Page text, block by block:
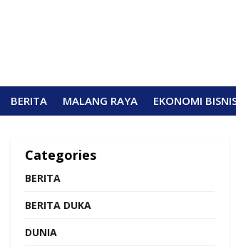
BERITA MALANG RAYA EKONOMI
Categories
BERITA
BERITA DUKA
DUNIA